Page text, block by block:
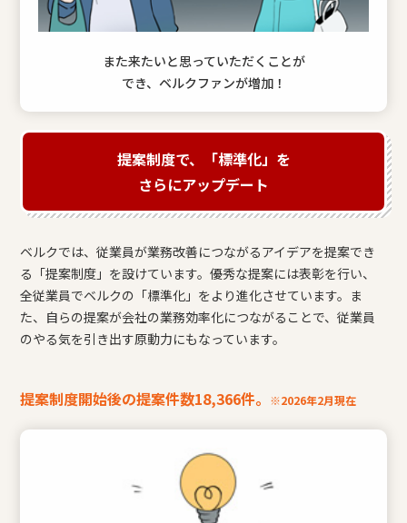
また来たいと思っていただくことが
でき、ベルクファンが増加！
提案制度で、「標準化」を
さらにアップデート
ベルクでは、従業員が業務改善につながるアイデアを提案でき
る「提案制度」を設けています。優秀な提案には表彰を行い、
全従業員でベルクの「標準化」をより進化させています。ま
た、自らの提案が会社の業務効率化につながることで、従業員
のやる気を引き出す原動力にもなっています。
提案制度開始後の提案件数18,366件。 ※2026年2月現在